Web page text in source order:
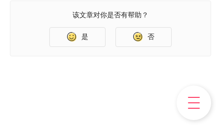
该文章对你是否有帮助？
是 否